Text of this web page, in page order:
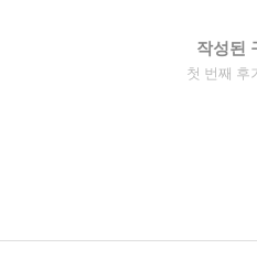
작성된
첫 번째 후